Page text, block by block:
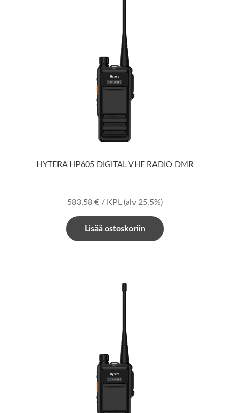
HYTERA HP605 DIGITAL VHF RADIO DMR
583,58 € / KPL (alv 25.5%)
Lisää ostoskoriin